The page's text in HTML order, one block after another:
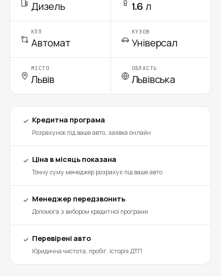
Дизель 1.6 л
КПП
Автомат
КУЗОВ
Універсал
МІСТО
Львів
ОБЛАСТЬ
Львівська
Кредитна програма
Розрахунок під ваше авто, заявка онлайн
Ціна в місяць показана
Точну суму менеджер розрахує під ваше авто
Менеджер передзвонить
Допомога з вибором кредитної програми
Перевірені авто
Юридична чистота, пробіг, історія ДТП